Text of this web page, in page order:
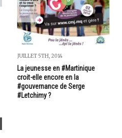
JUILLET 5TH, 2014
La jeunesse en #Martinique
croit-elle encore en la
#gouvernance de Serge
#Letchimy ?